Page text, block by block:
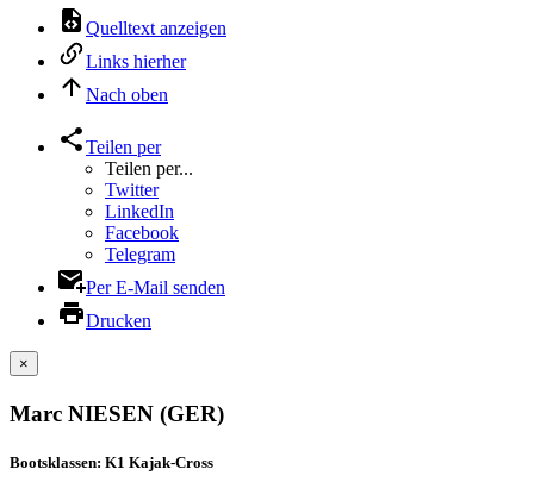
Quelltext anzeigen
Links hierher
Nach oben
Teilen per
Teilen per...
Twitter
LinkedIn
Facebook
Telegram
Per E-Mail senden
Drucken
×
Marc NIESEN (GER)
Bootsklassen: K1 Kajak-Cross